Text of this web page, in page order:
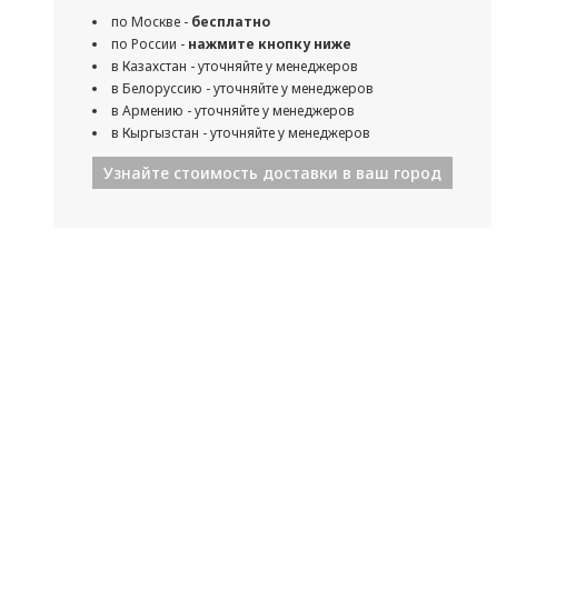
по Москве - бесплатно
по России - нажмите кнопку ниже
в Казахстан - уточняйте у менеджеров
в Белоруссию - уточняйте у менеджеров
в Армению - уточняйте у менеджеров
в Кыргызстан - уточняйте у менеджеров
Узнайте стоимость доставки в ваш город